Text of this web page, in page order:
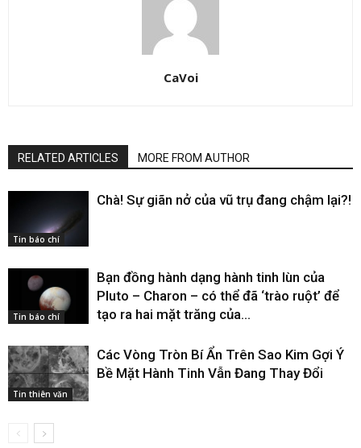
CaVoi
RELATED ARTICLES MORE FROM AUTHOR
Tin báo chí
Chà! Sự giãn nở của vũ trụ đang chậm lại?!
Tin báo chí
Bạn đồng hành dạng hành tinh lùn của
Pluto – Charon – có thể đã ‘trào ruột’ để
tạo ra hai mặt trăng của...
Tin thiên văn
Các Vòng Tròn Bí Ẩn Trên Sao Kim Gợi Ý
Bề Mặt Hành Tinh Vẫn Đang Thay Đổi